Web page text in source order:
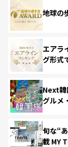
地球の
エアラ
グ形式
Next韓
グルメ
旬な“
載 MY